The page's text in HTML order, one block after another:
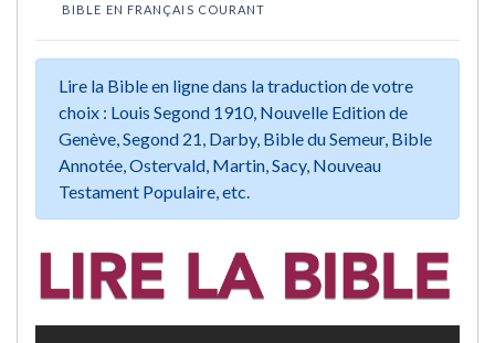
BIBLE EN FRANÇAIS COURANT
Lire la Bible en ligne dans la traduction de votre
choix : Louis Segond 1910, Nouvelle Edition de
Genève, Segond 21, Darby, Bible du Semeur, Bible
Annotée, Ostervald, Martin, Sacy, Nouveau
Testament Populaire, etc.